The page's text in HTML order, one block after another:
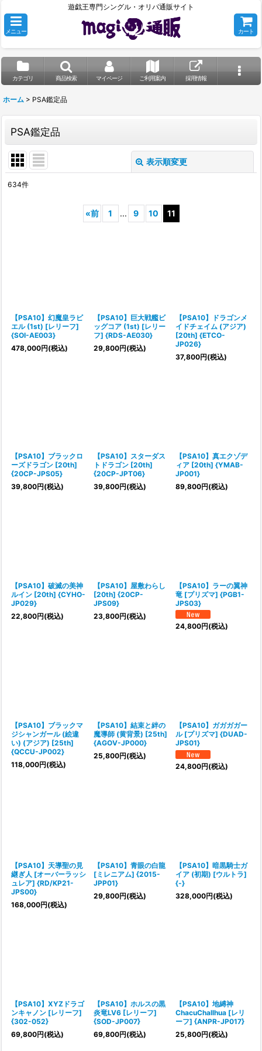
遊戯王専門シングル・オリパ通販サイト
メニュー カート
カテゴリ 商品検索 マイページ ご利用案内 採用情報
ホーム > PSA鑑定品
PSA鑑定品
表示順変更
634件
«前 1 ... 9 10 11
【PSA10】幻魔皇ラビ
エル (1st) [レリーフ]
{SOI-AE003}
478,000円(税込)
【PSA10】巨大戦艦ビ
ッグコア (1st) [レリー
フ] {RDS-AE030}
29,800円(税込)
【PSA10】ドラゴンメ
イドチェイム (アジア)
[20th] {ETCO-
JP026}
37,800円(税込)
【PSA10】ブラックロ
ーズドラゴン [20th]
{20CP-JPS05}
39,800円(税込)
【PSA10】スターダス
トドラゴン [20th]
{20CP-JPT06}
39,800円(税込)
【PSA10】真エクゾデ
ィア [20th] {YMAB-
JP001}
89,800円(税込)
【PSA10】破滅の美神
ルイン [20th] {CYHO-
JP029}
22,800円(税込)
【PSA10】屋敷わらし
[20th] {20CP-
JPS09}
23,800円(税込)
【PSA10】ラーの翼神
竜 [プリズマ] {PGB1-
JPS03}
24,800円(税込)
【PSA10】ブラックマ
ジシャンガール (絵違
い) (アジア) [25th]
{QCCU-JP002}
118,000円(税込)
【PSA10】結束と絆の
魔導師 (黄背景) [25th]
{AGOV-JP000}
25,800円(税込)
【PSA10】ガガガガー
ル [プリズマ] {DUAD-
JPS01}
24,800円(税込)
【PSA10】天導聖の見
継ぎ人 [オーバーラッシ
ュレア] {RD/KP21-
JPS00}
168,000円(税込)
【PSA10】青眼の白龍
[ミレニアム] {2015-
JPP01}
29,800円(税込)
【PSA10】暗黒騎士ガ
イア (初期) [ウルトラ]
{-}
328,000円(税込)
【PSA10】XYZドラゴ
ンキャノン [レリーフ]
{302-052}
69,800円(税込)
【PSA10】ホルスの黒
炎竜LV6 [レリーフ]
{SOD-JP007}
69,800円(税込)
【PSA10】地縛神
ChacuChallhua [レリ
ーフ] {ANPR-JP017}
25,800円(税込)